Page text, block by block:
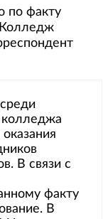
по факту
В связи с
факту
В